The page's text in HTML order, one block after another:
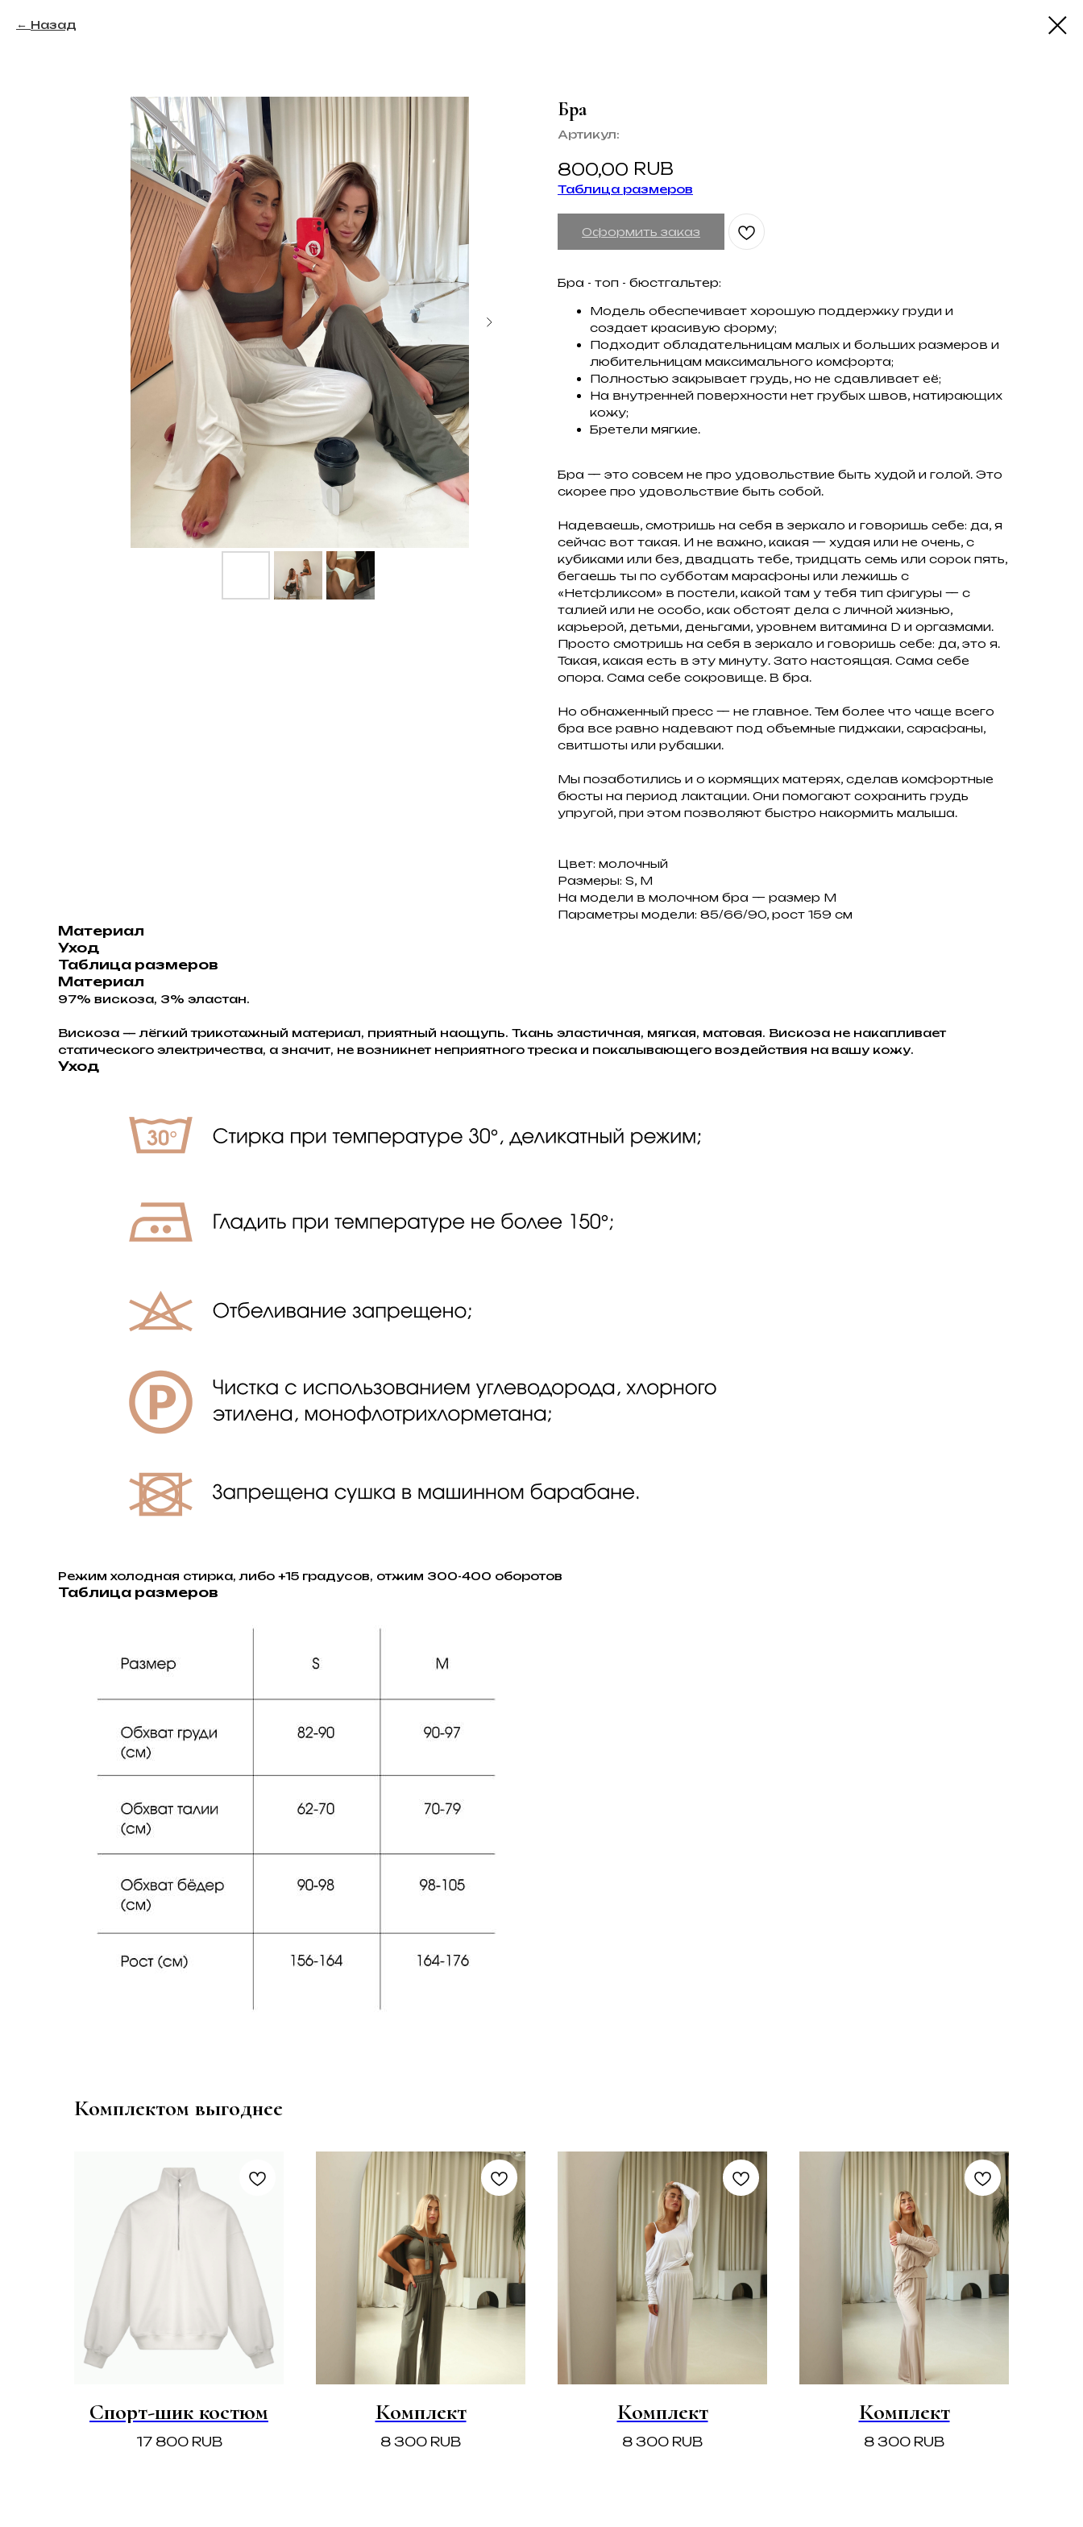
Назад
Бра
Артикул:
800,00 RUB
Таблица размеров
Оформить заказ
Бра - топ - бюстгальтер:
Модель обеспечивает хорошую поддержку груди и
создает красивую форму;
Подходит обладательницам малых и больших размеров и
любительницам максимального комфорта;
Полностью закрывает грудь, но не сдавливает её;
На внутренней поверхности нет грубых швов, натирающих
кожу;
Бретели мягкие.
Бра — это совсем не про удовольствие быть худой и голой. Это
скорее про удовольствие быть собой.
Надеваешь, смотришь на себя в зеркало и говоришь себе: да, я
сейчас вот такая. И не важно, какая — худая или не очень, с
кубиками или без, двадцать тебе, тридцать семь или сорок пять,
бегаешь ты по субботам марафоны или лежишь с
«Нетфликсом» в постели, какой там у тебя тип фигуры — с
талией или не особо, как обстоят дела с личной жизнью,
карьерой, детьми, деньгами, уровнем витамина D и оргазмами.
Просто смотришь на себя в зеркало и говоришь себе: да, это я.
Такая, какая есть в эту минуту. Зато настоящая. Сама себе
опора. Сама себе сокровище. В бра.
Но обнаженный пресс — не главное. Тем более что чаще всего
бра все равно надевают под объемные пиджаки, сарафаны,
свитшоты или рубашки.
Мы позаботились и о кормящих матерях, сделав комфортные
бюсты на период лактации. Они помогают сохранить грудь
упругой, при этом позволяют быстро накормить малыша.
Цвет: молочный
Размеры: S, M
На модели в молочном бра — размер M
Параметры модели: 85/66/90, рост 159 см
Материал
Уход
Таблица размеров
Материал
97% вискоза, 3% эластан.
Вискоза — лёгкий трикотажный материал, приятный наощупь. Ткань эластичная, мягкая, матовая. Вискоза не накапливает
статического электричества, а значит, не возникнет неприятного треска и покалывающего воздействия на вашу кожу.
Уход
Режим холодная стирка, либо +15 градусов, отжим 300-400 оборотов
Таблица размеров
Комплектом выгоднее
Спорт-шик костюм
17 800 RUB
Комплект
8 300 RUB
Комплект
8 300 RUB
Комплект
8 300 RUB